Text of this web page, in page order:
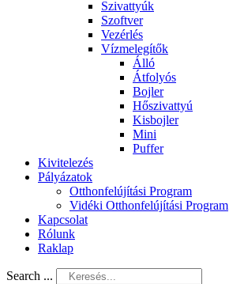
Szivattyúk
Szoftver
Vezérlés
Vízmelegítők
Álló
Átfolyós
Bojler
Hőszivattyú
Kisbojler
Mini
Puffer
Kivitelezés
Pályázatok
Otthonfelújítási Program
Vidéki Otthonfelújítási Program
Kapcsolat
Rólunk
Raklap
Search ...